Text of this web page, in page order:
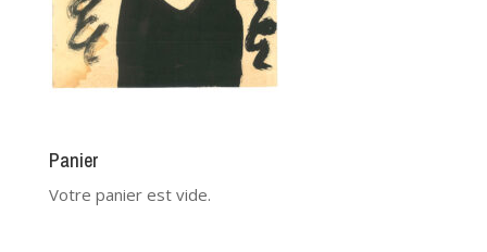
Panier
Votre panier est vide.